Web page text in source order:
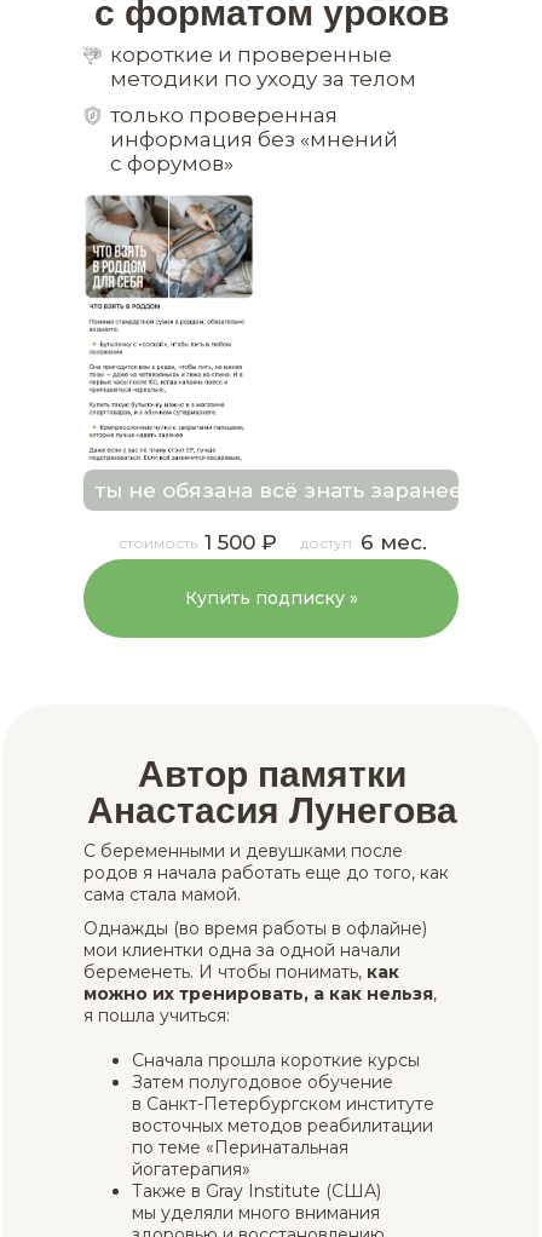
ты не обязана всё знать заранее, но
короткие и проверенные
методики по уходу за телом
только проверенная
информация без «мнений
с форумов»
Купить подписку »
с форматом уроков
1 500 ₽ 6 мес.
стоимость доступ
Автор памятки
Анастасия Лунегова
С беременными и девушками после
родов я начала работать еще до того, как
сама стала мамой.
Однажды (во время работы в офлайне)
мои клиентки одна за одной начали
беременеть. И чтобы понимать, как
можно их тренировать, а как нельзя,
я пошла учиться:
Сначала прошла короткие курсы
Затем полугодовое обучение
в Санкт-Петербургском институте
восточных методов реабилитации
по теме «Перинатальная
йогатерапия»
Также в Gray Institute (США)
мы уделяли много внимания